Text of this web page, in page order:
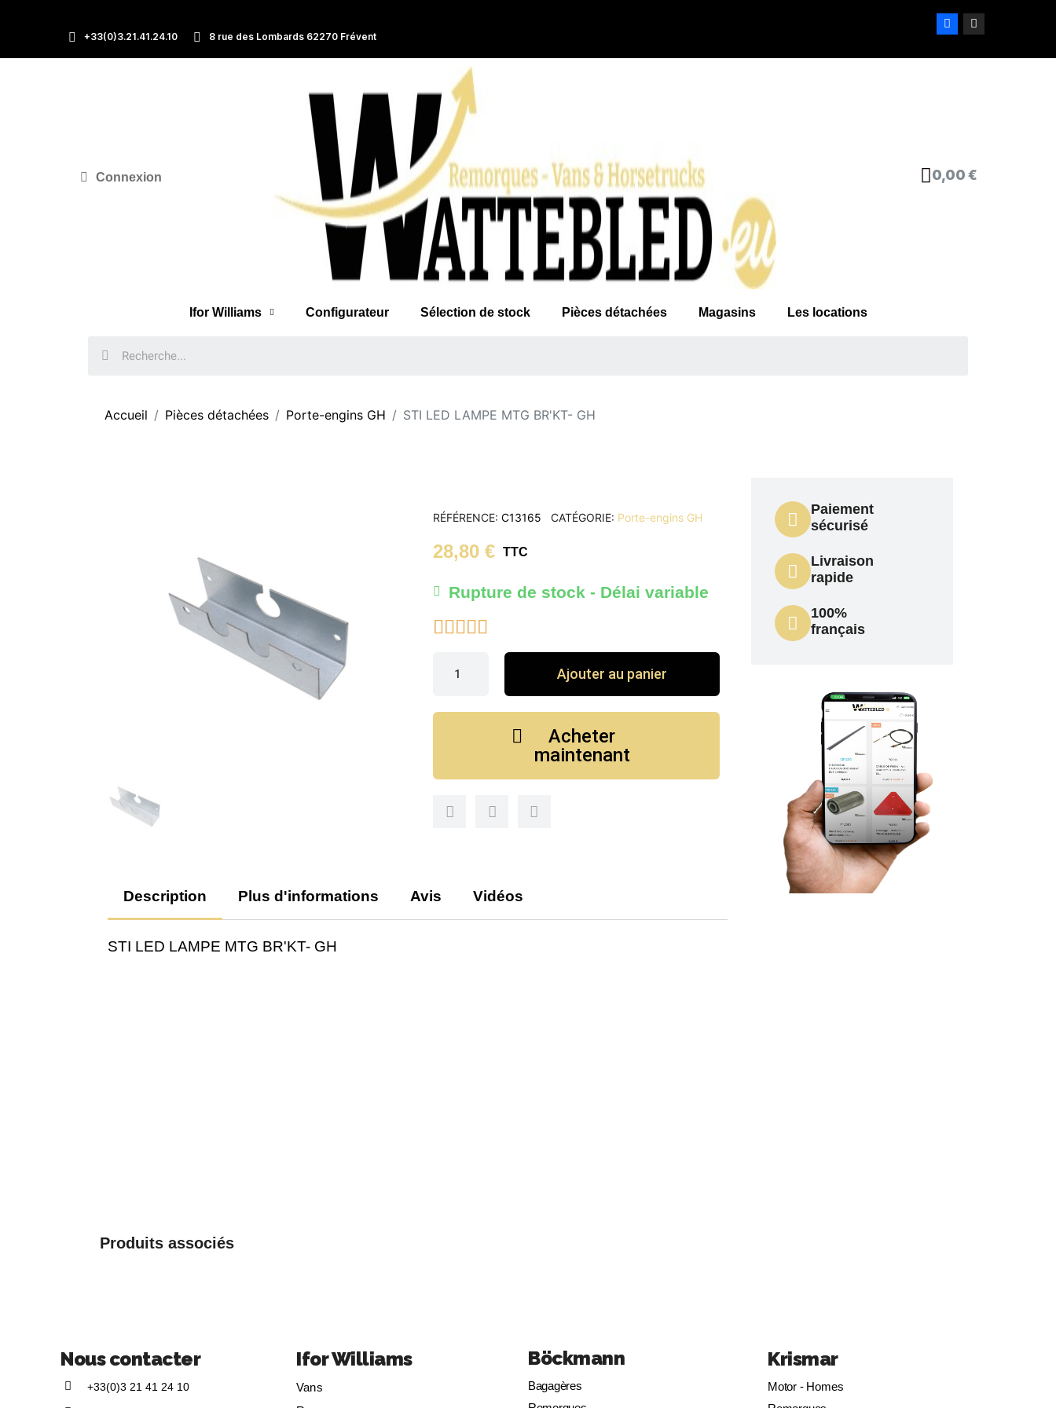
+33(0)3.21.41.24.10 8 rue des Lombards 62270 Frévent
Connexion 0,00 €
Ifor Williams Configurateur Sélection de stock Pièces détachées Magasins Les locations
Accueil Pièces détachées Porte-engins GH STI LED LAMPE MTG BR'KT- GH
RÉFÉRENCE C13165 CATÉGORIE Porte-engins GH
28,80 € TTC
Rupture de stock - Délai variable
    
Ajouter au panier
Acheter
maintenant
Description Plus d'informations Avis Vidéos
STI LED LAMPE MTG BR'KT- GH
Paiement
sécurisé
Livraison
rapide
100%
français
Produits associés
Nous contacter
+33(0)3 21 41 24 10
Ifor Williams
Vans
Böckmann
Bagagères
Krismar
Motor - Homes